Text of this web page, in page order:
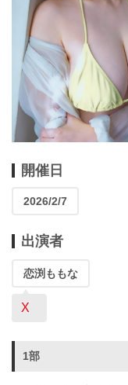
開催日
2026/2/7
出演者
恋渕ももな
X
1部